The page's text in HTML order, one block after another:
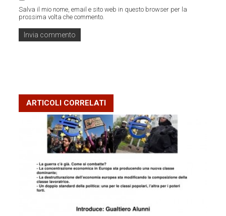
Salva il mio nome, email e sito web in questo browser per la
prossima volta che commento.
ARTICOLI CORRELATI